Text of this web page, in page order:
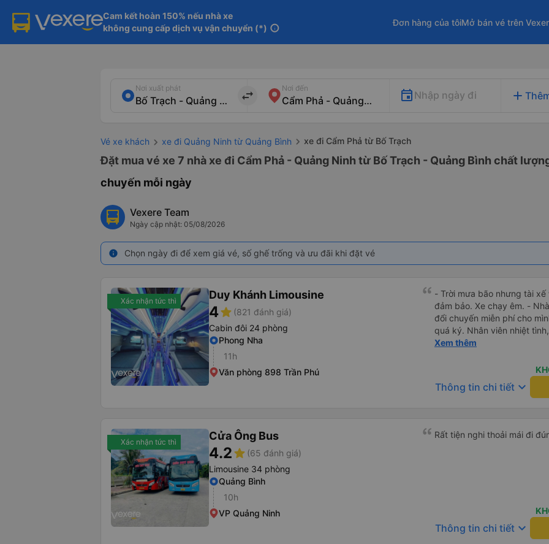
Cam kết hoàn 150% nếu nhà xe
không cung cấp dịch vụ vận chuyển (*) info
Đơn hàng của tôiMở bán vé trên
Nơi xuất phát
import_export
Nơi đến
Nhập ngày đi add
Vé xe khách xe đi Quảng Ninh từ Quảng Bình xe đi Cẩm Phả từ Bố Trạch
Đặt mua vé xe 7 nhà xe đi Cẩm Phả - Quảng Ninh từ Bố Trạch - Quảng Bình chất
chuyến mỗi ngày
Vexere Team
Ngày cập nhật: 05/08/2026
info Chọn ngày đi để xem giá vé, số ghế trống và ưu đãi khi đặt vé
Xác nhận tức thì Duy Khánh Limousine
4star (821 đánh giá)
Cabin đôi 24 phòng
Phong Nha
11h
Văn phòng 898 Trần Phú
- Trời mưa bão nhưng tài
đảm bảo. Xe chạy êm. -
đổi chuyến miễn phí cho
quá ký. Nhân viên nhiệt
Lái xe an toàn. Chu đáo,
vẫn kịp giờ check-in sân
Xem thêm
Thông tin chi tiết keyboard_arrow_down
Xác nhận tức thì Cửa Ông Bus
4.2star (65 đánh giá)
Limousine 34 phòng
Quảng Bình
10h
VP Quảng Ninh
Thông tin chi tiết keyboard_arrow_down